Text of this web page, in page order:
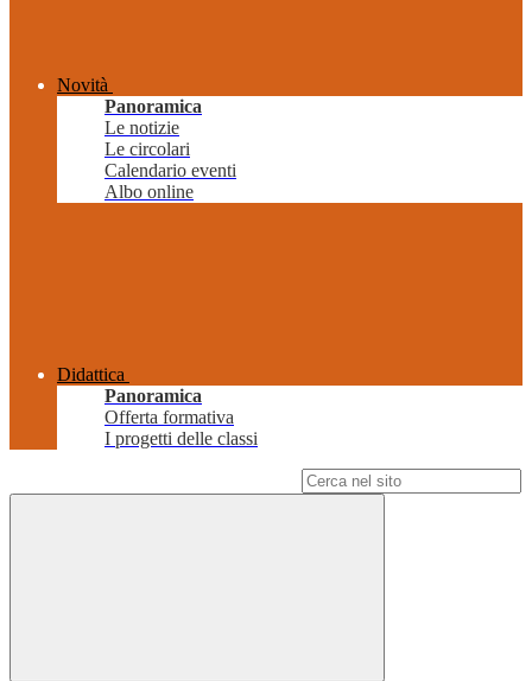
Novità
Panoramica
Le notizie
Le circolari
Calendario eventi
Albo online
Didattica
Panoramica
Offerta formativa
I progetti delle classi